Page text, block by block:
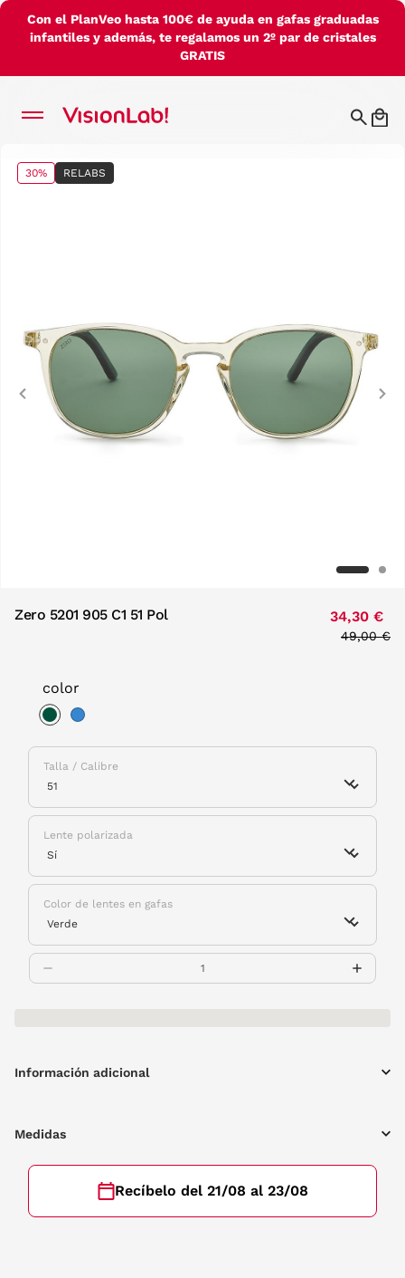
Con el PlanVeo hasta 100€ de ayuda en gafas graduadas
infantiles y además, te regalamos un 2º par de cristales
GRATIS
30% RELABS
Previous
Zero 5201 905 C1 51 Pol 34,30 €
Price
49,00 €
color
Talla / Calibre
Lente polarizada
Color de lentes en gafas
Información adicional
Medidas
Recíbelo del 21/08 al 23/08